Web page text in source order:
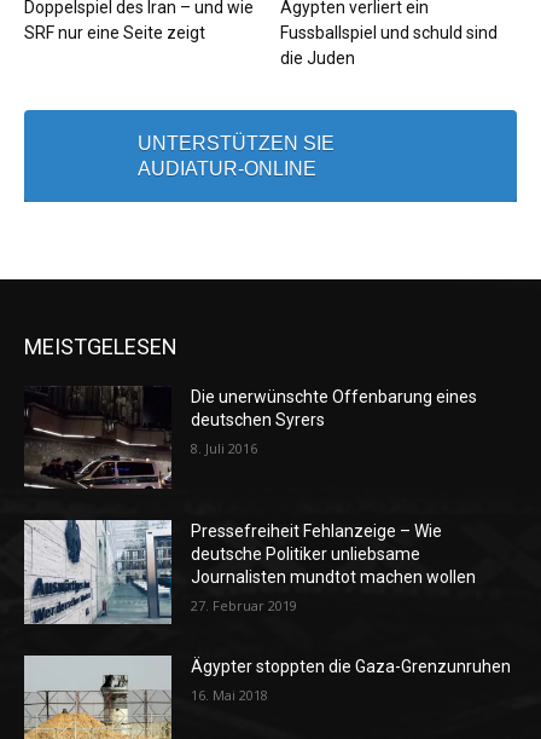
Doppelspiel des Iran – und wie
SRF nur eine Seite zeigt
Ägypten verliert ein
Fussballspiel und schuld sind
die Juden
UNTERSTÜTZEN SIE
AUDIATUR-ONLINE
MEISTGELESEN
Die unerwünschte Offenbarung eines
deutschen Syrers
8. Juli 2016
Pressefreiheit Fehlanzeige – Wie
deutsche Politiker unliebsame
Journalisten mundtot machen wollen
27. Februar 2019
Ägypter stoppten die Gaza-Grenzunruhen
16. Mai 2018